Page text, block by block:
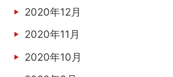
2020年12月
2020年11月
2020年10月